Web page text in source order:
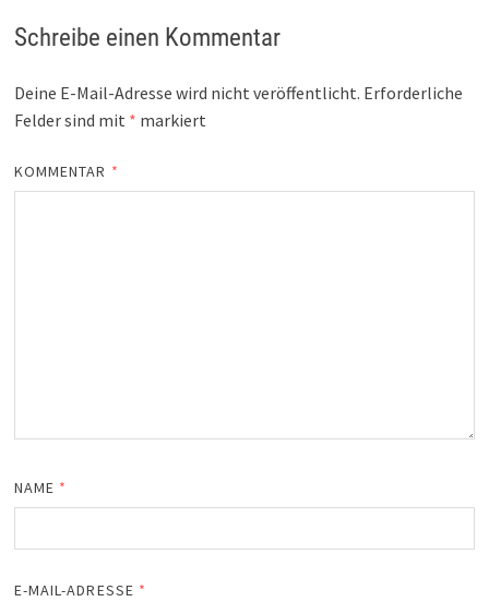
Schreibe einen Kommentar
Deine E-Mail-Adresse wird nicht veröffentlicht. Erforderliche
Felder sind mit * markiert
KOMMENTAR *
NAME *
E-MAIL-ADRESSE *